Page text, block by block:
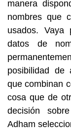
manera
nombres que
usados. Vaya
datos de
posibilidad de
que combinan
cosa que de
decisión
Adham